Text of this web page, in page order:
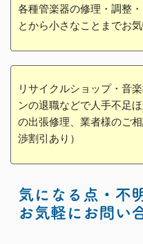
各種管楽器の修理・調整
とから小さなことまでお
リサイクルショップ・音
ンの退職などで人手不足
の出張修理、業者様のご
渉割引あり）